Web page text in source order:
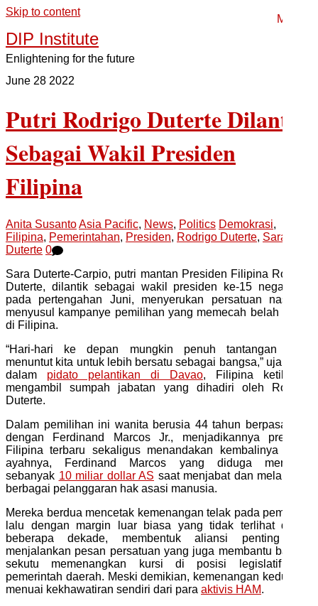
Skip to content
Menu
DIP Institute
Enlightening for the future
June 28 2022
Putri Rodrigo Duterte Dilantik
Sebagai Wakil Presiden
Filipina
Anita SusantoAsia Pacific, News, Politics Demokrasi,
Filipina, Pemerintahan, Presiden, Rodrigo Duterte, Sara
Duterte 0
Sara Duterte-Carpio, putri mantan Presiden Filipina Rodrigo
Duterte, dilantik sebagai wakil presiden ke-15 negara itu
pada pertengahan Juni, menyerukan persatuan nasional
menyusul kampanye pemilihan yang memecah belah politik
di Filipina.
“Hari-hari ke depan mungkin penuh tantangan yang
menuntut kita untuk lebih bersatu sebagai bangsa,” ujar Sara
dalam pidato pelantikan di Davao, Filipina ketika ia
mengambil sumpah jabatan yang dihadiri oleh Rodrigo
Duterte.
Dalam pemilihan ini wanita berusia 44 tahun berpasangan
dengan Ferdinand Marcos Jr., menjadikannya presiden
Filipina terbaru sekaligus menandakan kembalinya rezim
ayahnya, Ferdinand Marcos yang diduga menjarah
sebanyak 10 miliar dollar AS saat menjabat dan melakukan
berbagai pelanggaran hak asasi manusia.
Mereka berdua mencetak kemenangan telak pada pemilihan
lalu dengan margin luar biasa yang tidak terlihat dalam
beberapa dekade, membentuk aliansi penting dan
menjalankan pesan persatuan yang juga membantu banyak
sekutu memenangkan kursi di posisi legislatif dan
pemerintah daerah. Meski demikian, kemenangan keduanya
menuai kekhawatiran sendiri dari para aktivis HAM.